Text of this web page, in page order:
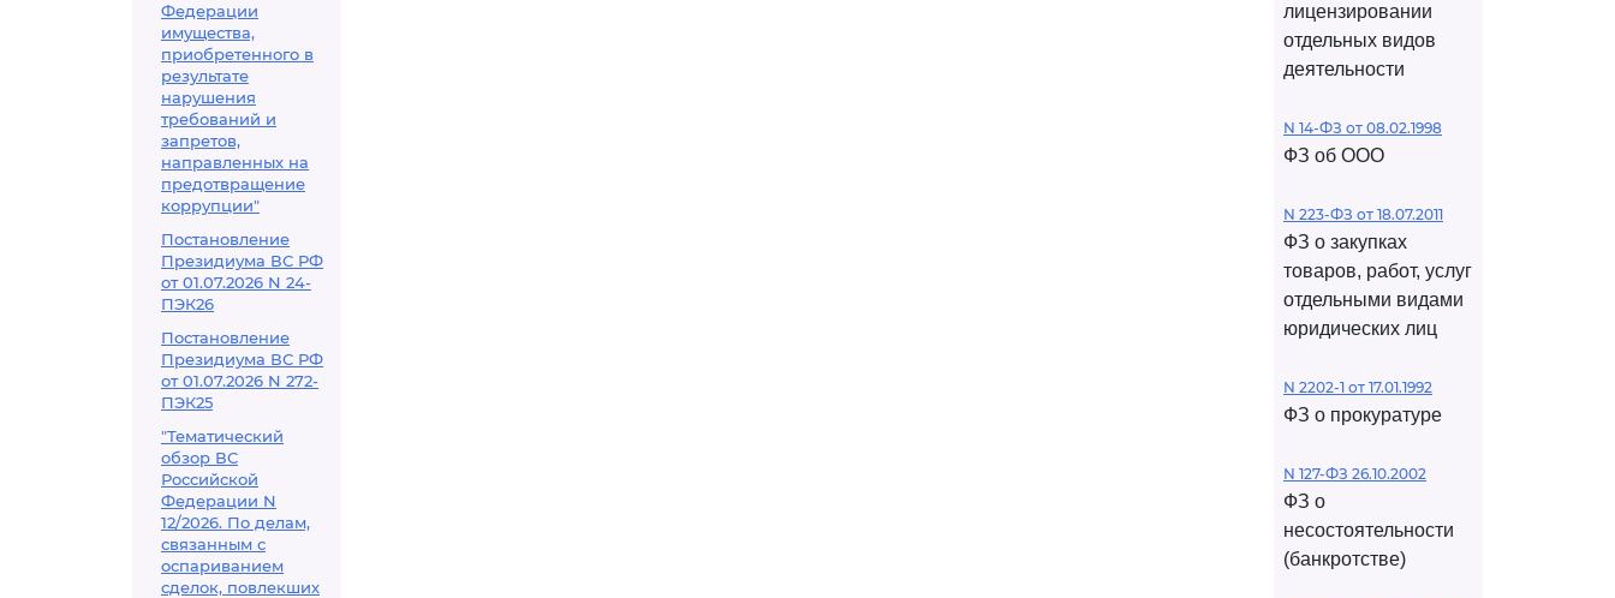
Федерации
имущества,
приобретенного в
результате
нарушения
требований и
запретов,
направленных на
предотвращение
коррупции"
Постановление
Президиума ВС РФ
от 01.07.2026 N 24-
ПЭК26
Постановление
Президиума ВС РФ
от 01.07.2026 N 272-
ПЭК25
"Тематический
обзор ВС
Российской
Федерации N
12/2026. По делам,
связанным с
оспариванием
сделок, повлекших
лицензировании
отдельных видов
деятельности
N 14-ФЗ от 08.02.1998
ФЗ об ООО
N 223-ФЗ от 18.07.2011
ФЗ о закупках
товаров, работ, услуг
отдельными видами
юридических лиц
N 2202-1 от 17.01.1992
ФЗ о прокуратуре
N 127-ФЗ 26.10.2002
ФЗ о
несостоятельности
(банкротстве)